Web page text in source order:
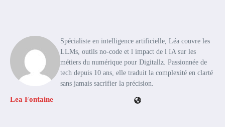
Lea Fontaine
Spécialiste en intelligence artificielle, Léa couvre les
LLMs, outils no-code et l impact de l IA sur les
métiers du numérique pour Digitallz. Passionnée de
tech depuis 10 ans, elle traduit la complexité en clarté
sans jamais sacrifier la précision.